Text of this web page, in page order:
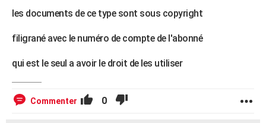
les documents de ce type sont sous copyright
filigrané avec le numéro de compte de l'abonné
qui est le seul a avoir le droit de les utiliser
Commenter 0